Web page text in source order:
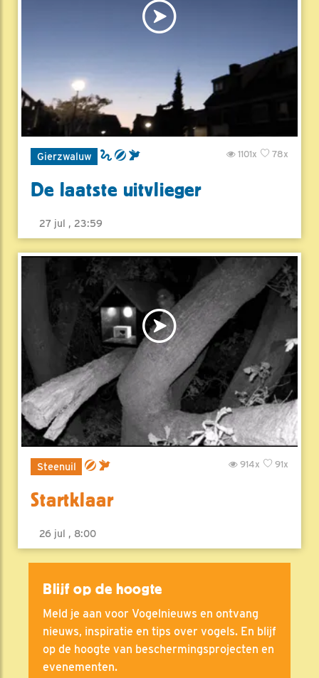
Gierzwaluw 78x
1101x
De laatste uitvlieger
27 jul , 23:59
Steenuil 91x
914x
Startklaar
26 jul , 8:00
Blijf op de hoogte
Meld je aan voor Vogelnieuws en ontvang
nieuws, inspiratie en tips over vogels. En blijf
op de hoogte van beschermingsprojecten en
evenementen.